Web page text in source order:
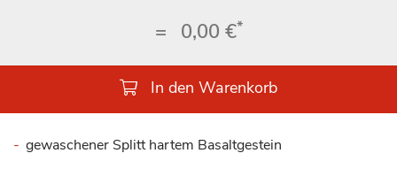
= 0,00 €*
In den Warenkorb
gewaschener Splitt hartem Basaltgestein